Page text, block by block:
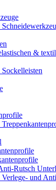
&
Rutsch
und